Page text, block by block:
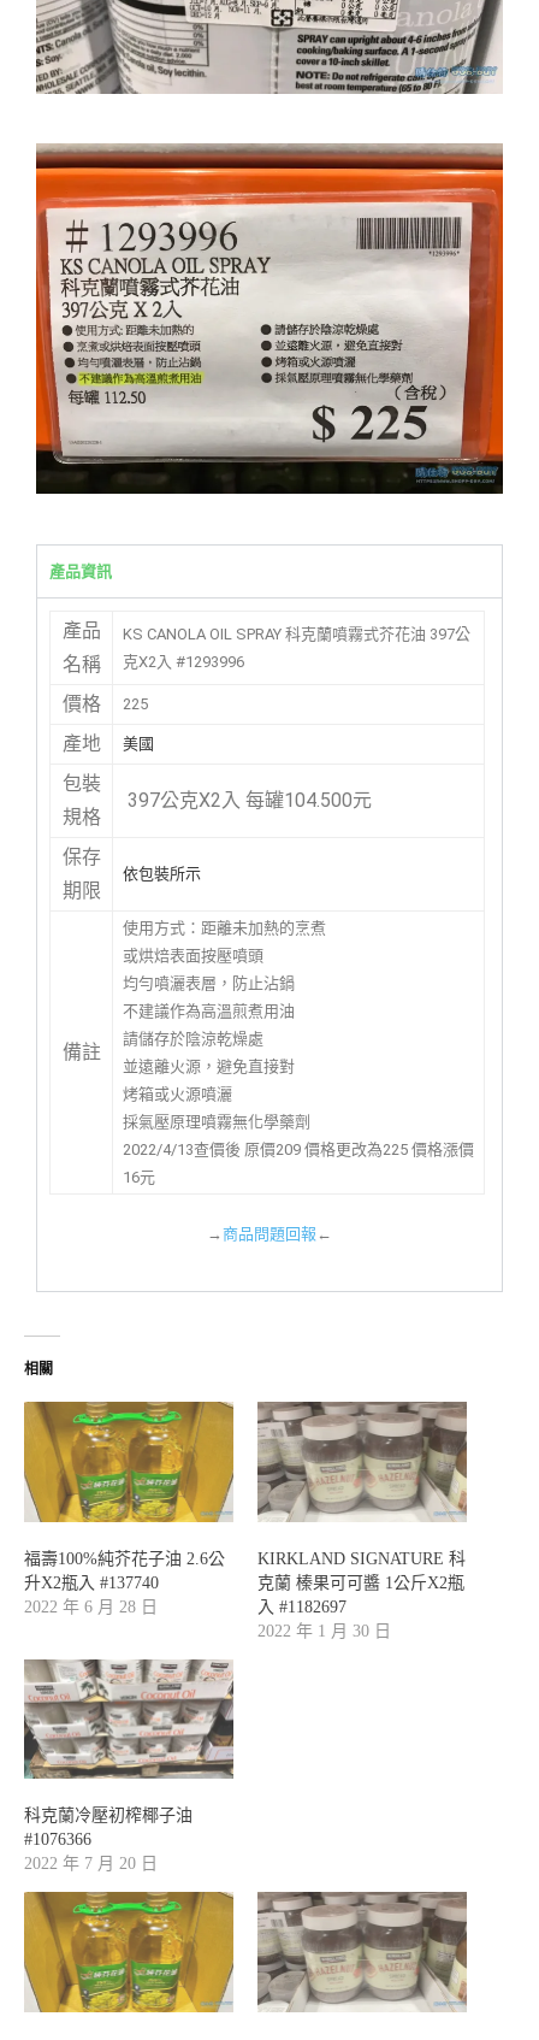
產品資訊
產品
名稱
KS CANOLA OIL SPRAY 科克蘭噴霧式芥花油 397公
克X2入 #1293996
價格 225
產地 美國
包裝
規格
397公克X2入 每罐104.500元
保存
期限
依包裝所示
備註
使用方式：距離未加熱的烹煮
或烘焙表面按壓噴頭
均勻噴灑表層，防止沾鍋
不建議作為高溫煎煮用油
請儲存於陰涼乾燥處
並遠離火源，避免直接對
烤箱或火源噴灑
採氣壓原理噴霧無化學藥劑
2022/4/13查價後 原價209 價格更改為225 價格漲價
16元
→ 商品問題回報 ←
相關
福壽100%純芥花子油 2.6公
升X2瓶入 #137740
2022 年 6 月 28 日
KIRKLAND SIGNATURE 科
克蘭 榛果可可醬 1公斤X2瓶
入 #1182697
2022 年 1 月 30 日
科克蘭冷壓初榨椰子油
#1076366
2022 年 7 月 20 日